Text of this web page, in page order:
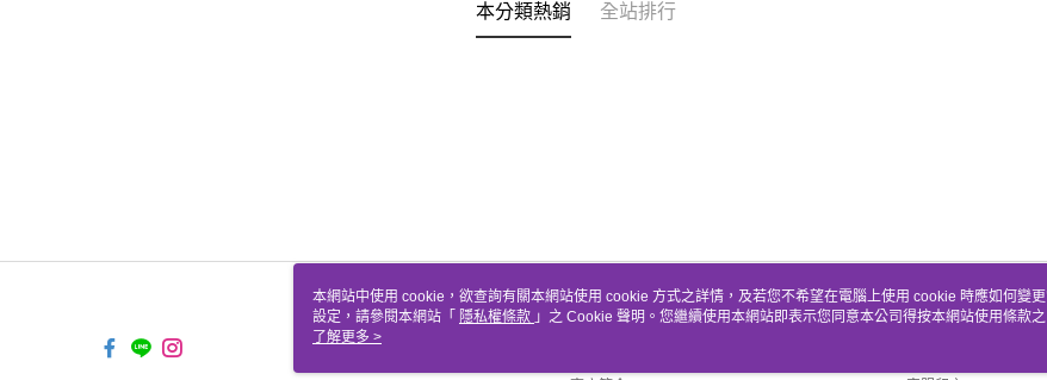
本分類熱銷 全站排行
關於我們 客服資訊
本網站中使用 cookie，欲查詢有關本網站使用 cookie 方式之詳情，及若您不希望在電腦上使用 cookie 時應如何變
設定，請參閱本網站「 隱私權條款 」之 Cookie 聲明。您繼續使用本網站即表示您同意本公司得按本網站使用條款
使用 cookie。
了解更多 >